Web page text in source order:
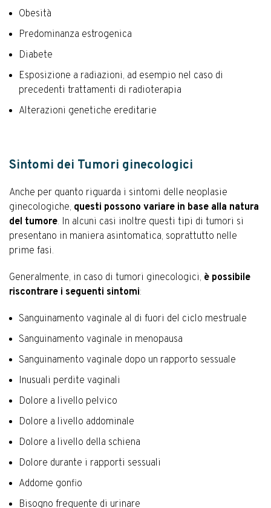
Obesità
Predominanza estrogenica
Diabete
Esposizione a radiazioni, ad esempio nel caso di
precedenti trattamenti di radioterapia
Alterazioni genetiche ereditarie
Sintomi dei Tumori ginecologici
Anche per quanto riguarda i sintomi delle neoplasie
ginecologiche, questi possono variare in base alla natura
del tumore. In alcuni casi inoltre questi tipi di tumori si
presentano in maniera asintomatica, soprattutto nelle
prime fasi.
Generalmente, in caso di tumori ginecologici, è possibile
riscontrare i seguenti sintomi:
Sanguinamento vaginale al di fuori del ciclo mestruale
Sanguinamento vaginale in menopausa
Sanguinamento vaginale dopo un rapporto sessuale
Inusuali perdite vaginali
Dolore a livello pelvico
Dolore a livello addominale
Dolore a livello della schiena
Dolore durante i rapporti sessuali
Addome gonfio
Bisogno frequente di urinare